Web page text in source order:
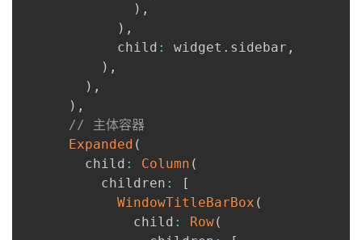
) ,
) ,
            child
: widget . sidebar ,
) ,
) ,
) ,
// 主体容器
Expanded (
        child
: Column (
          children
:
[
WindowTitleBarBox (
              child
: Row(